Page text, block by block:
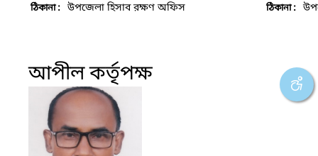
ঠিকানা : উপজেলা হিসাব রক্ষণ অফিস ঠিকানা :
আপীল কর্তৃপক্ষ